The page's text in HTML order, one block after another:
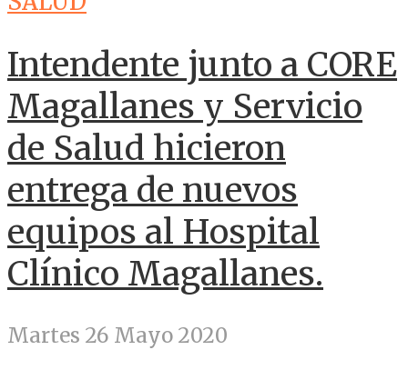
Intendente junto a CORE
Magallanes y Servicio
de Salud hicieron
entrega de nuevos
equipos al Hospital
Clínico Magallanes.
Martes 26 Mayo 2020